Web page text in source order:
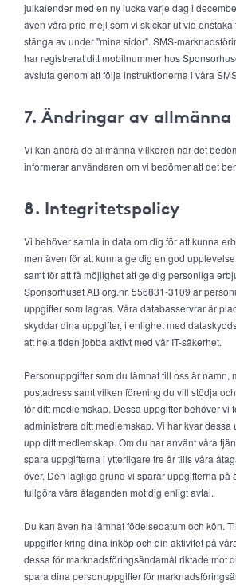
julkalender med en ny lucka varje dag i
även våra prio-mejl som vi skickar ut vid
stänga av under "mina sidor". SMS-
har registrerat ditt mobilnummer hos
avsluta genom att följa instruktionerna i våra
7. Ändringar av
Vi kan ändra de allmänna villkoren när det
informerar användaren om vi bedömer att det
8. Integritetspolicy
Vi behöver samla in data om dig för att kunna
men även för att kunna ge dig en god
samt för att få möjlighet att ge dig personliga
Sponsorhuset AB org.nr. 556831-3109 är
uppgifter som lagras. Våra databasservrar är
skyddar dina uppgifter, i enlighet med
att hela tiden jobba aktivt med vår IT-säkerhet.
Personuppgifter som du lämnat till oss är namn,
postadress samt vilken förening du vill stödja
för ditt medlemskap. Dessa uppgifter behöver vi
administrera ditt medlemskap. Vi har kvar dessa
upp ditt medlemskap. Om du har använt våra
spara uppgifterna i ytterligare tre år tills våra
över. Den lagliga grund vi sparar uppgifterna på
fullgöra våra åtaganden mot dig enligt avtal.
Du kan även ha lämnat födelsedatum och kön.
uppgifter kring dina inköp och din aktivitet på
dessa för marknadsföringsändamål riktade mot
spara dina personuppgifter för